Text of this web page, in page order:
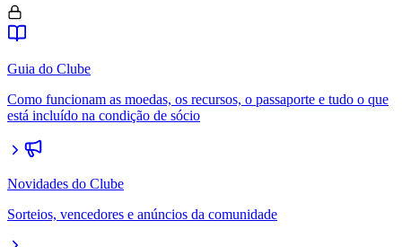
Guia do Clube
Como funcionam as moedas, os recursos, o passaporte e tudo o que
está incluído na condição de sócio
Novidades do Clube
Sorteios, vencedores e anúncios da comunidade